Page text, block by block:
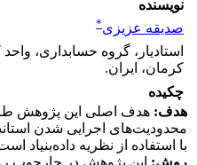
نویسنده
صدیقه عزیزی*
استادیار، گروه حسابداری،
کرمان، ایران.
چکیده
هدف: هدف اصلی این پژوهش
محدودیت‌های اجرایی شدن
با استفاده از نظریه داده‌بنیاد
روش: این پژوهش در چارچوب